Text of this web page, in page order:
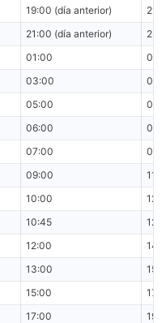
19:00 (día anterior)
21:00 (día anterior)
01:00
03:00
05:00
06:00
07:00
09:00
10:00
10:45
12:00
13:00
15:00
17:00